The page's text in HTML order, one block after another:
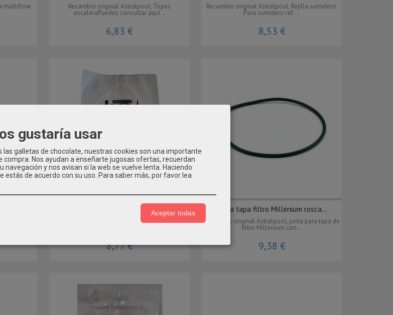
multiflow Recambio original Astralpool, Topes
escaleraPuedes consultar aquí...
6,83 €
Recambio original Astralpool, Rejilla sumidero.
Para sumidero ref....
8,53 €
Astral... Kit de juntas valv. selectora New...
Recambio original Astralpool, repuesto válvulas
8,77 €
Junta tapa filtro Millenium rosca...
Recambio original Astralpool, junta para tapa de
filtro Millenium con...
9,38 €
gustaría usar
galletas de chocolate, nuestras cookies son una importante
compra. Nos ayudan a enseñarte jugosas ofertas, recuerdan
y nos avisan si la web se vuelve lenta. Haciendo
estás de acuerdo con su uso. Para saber más, por favor lea
Aceptar todas